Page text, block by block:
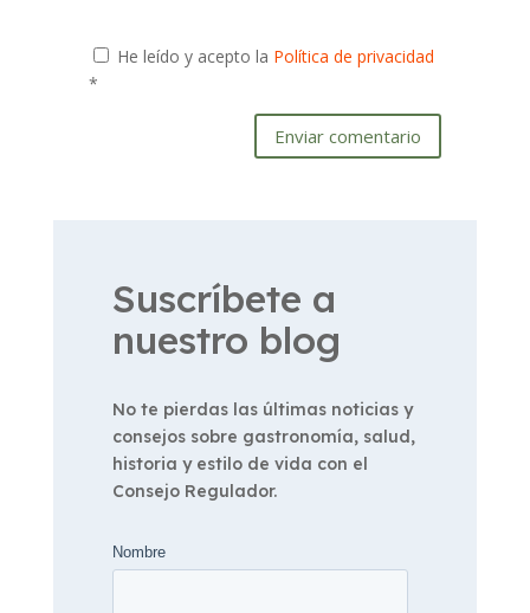
He leído y acepto la Política de privacidad
*
Enviar comentario
Suscríbete a
nuestro blog
No te pierdas las últimas noticias y
consejos sobre gastronomía, salud,
historia y estilo de vida con el
Consejo Regulador.